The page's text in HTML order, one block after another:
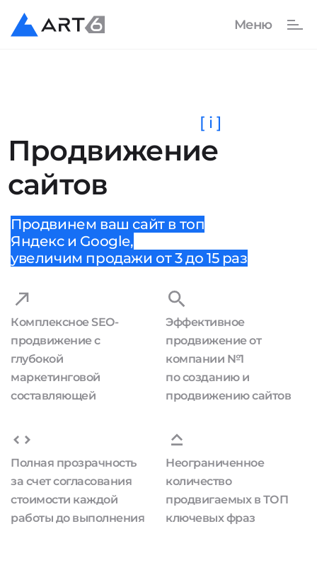
Продвижение
сайтов
[ i ]
Продвинем ваш сайт в топ
Яндекс и Google,
увеличим продажи от 3 до 15 раз
Комплексное SEO-
продвижение с
глубокой
маркетинговой
составляющей
Эффективное
продвижение от
компании №1
по созданию и
продвижению сайтов
Полная прозрачность
за счет согласования
стоимости каждой
работы до выполнения
Неограниченное
количество
продвигаемых в ТОП
ключевых фраз